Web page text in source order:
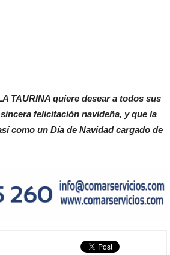
TAURINA quiere desear a todos sus
felicitación navideña, y que la
como un Día de Navidad cargado de